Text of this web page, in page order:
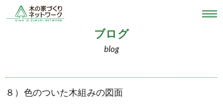
ブログ
blog
８）色のついた木組みの図面